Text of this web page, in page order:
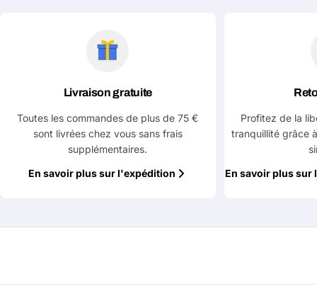
Les champs marqués d'un * sont obligatoires
Envoyer la question
Livraison gratuite
Toutes les commandes de plus de 75 €
sont livrées chez vous sans frais
supplémentaires.
En savoir plus sur l'expédition
Profitez de la
tranquillité grâce
En savoir plus sur